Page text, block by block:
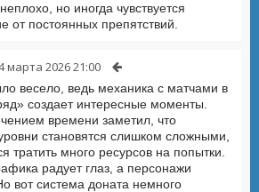
но иногда чувствуется
от постоянных препятствий.
марта 2026 21:00
весело, ведь механика с матчами в
создает интересные моменты.
времени заметил, что
становятся слишком сложными,
тратить много ресурсов на попытки.
радует глаз, а персонажи
вот система доната немного